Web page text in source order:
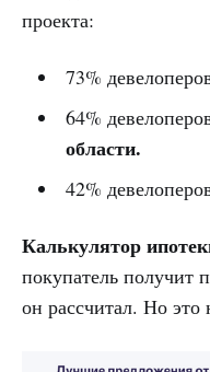
проекта:
73%
64%
области.
42%
Калькулятор
покупатель получит
он рассчитал. Но это